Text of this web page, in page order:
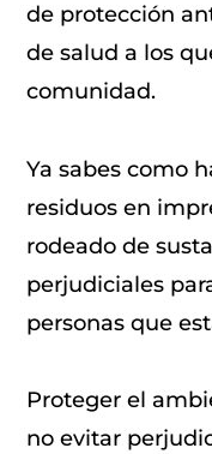
de protección
de salud a los
comunidad.
Ya sabes como
residuos en
rodeado de
perjudiciales
personas que
Proteger el
no evitar